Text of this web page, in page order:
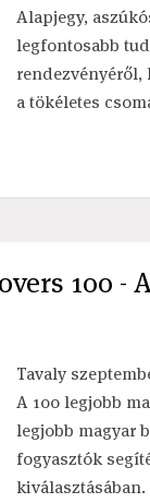
Alapjegy,
legfontosabb
a tökéletes
100 -
Tavaly
A 100 legjobb
legjobb magyar
fogyasztók